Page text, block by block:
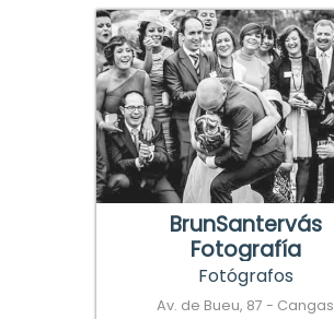
BrunSantervás
Fotografía
Fotógrafos
Av. de Bueu, 87 - Cangas